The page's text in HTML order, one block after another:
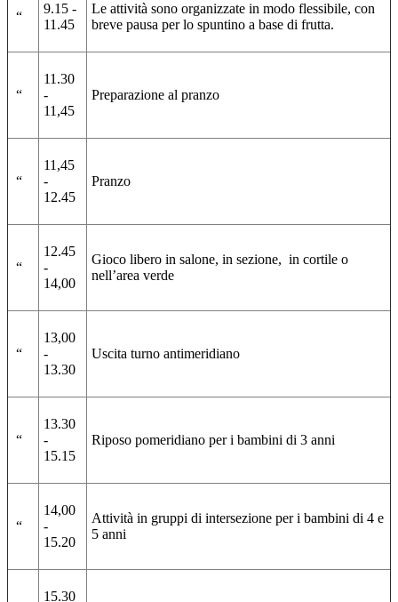
“
9.15 -
11.45
Le attività sono organizzate in modo flessibile, con
breve pausa per lo spuntino a base di frutta.
“
11.30
-
11,45
Preparazione al pranzo
“
11,45
-
12.45
Pranzo
“
12.45
-
14,00
Gioco libero in salone, in sezione, in cortile o
nell’area verde
“
13,00
-
13.30
Uscita turno antimeridiano
“
13.30
-
15.15
Riposo pomeridiano per i bambini di 3 anni
“
14,00
-
15.20
Attività in gruppi di intersezione per i bambini di 4 e
5 anni
15.30